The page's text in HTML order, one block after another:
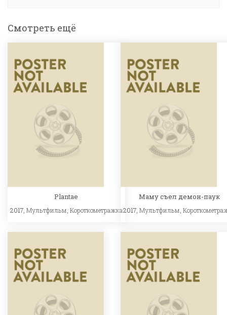
Смотреть ещё
Plantae
2017, Мультфильм Короткометражка
Маму съел демон-паук
2017,Мультфильм ,